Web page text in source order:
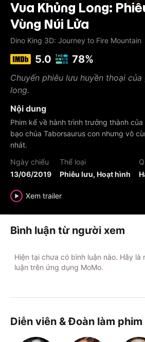
Vua Khủng Long:
Vùng Núi Lửa
Dino King 3D: Journey to Fire Mountain
5.0 78%
Chuyến phiêu lưu huyền thoại
long.
Nội dung
Phim kể về hành trình trưởng thành
bạo chúa Taborsaurus con nhưng vô
nhát.
Ngày chiếu
13/06/2019
Thể loại
Phiêu lưu, Hoạt hình
Xem trailer
Bình luận từ người xem
Hiện tại chưa có bình luận nào. Hãy là
luận trên ứng dụng MoMo.
Diễn viên & Đoàn làm phim